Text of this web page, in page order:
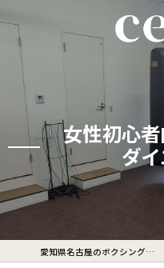
女性初心
ダ
愛知県名古屋のボクシングジムならcerto